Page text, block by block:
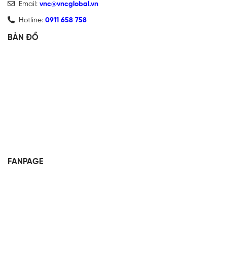
Email: vnc@vncglobal.vn
Hotline: 0911 658 758
BẢN ĐỒ
FANPAGE